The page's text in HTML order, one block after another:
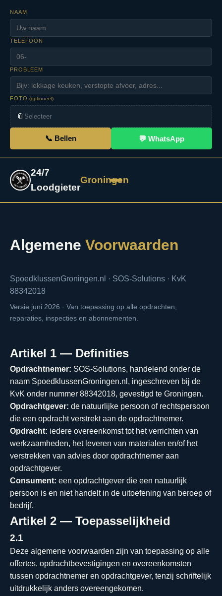
NAAM
TELEFOON
PROBLEEM
FOTO(optioneel)
📎 Selecteer
📞 Bellen 💬 WhatsApp
24/7
Loodgieter
Groningen
Algemene Voorwaarden
SpoedklussenGroningen.nl · SOS-Solutions · KvK
88342018
Versie juni 2026 · Van toepassing op alle opdrachten,
reparaties, inspecties en abonnementen.
Artikel 1 — Definities
Opdrachtnemer: SOS-Solutions, handelend onder de
naam SpoedklussenGroningen.nl, ingeschreven bij de
KvK onder nummer 88342018, gevestigd te Groningen.
Opdrachtgever: de natuurlijke persoon of rechtspersoon
die een opdracht verstrekt aan de opdrachtnemer.
Opdracht: iedere overeenkomst tot het verrichten van
werkzaamheden, het leveren van materialen en/of het
verstrekken van advies door opdrachtnemer aan
opdrachtgever.
Consument: een opdrachtgever die een natuurlijk
persoon is en niet handelt in de uitoefening van beroep of
bedrijf.
Artikel 2 — Toepasselijkheid
2.1
Deze algemene voorwaarden zijn van toepassing op alle
offertes, opdrachtbevestigingen en overeenkomsten
tussen opdrachtnemer en opdrachtgever, tenzij schriftelijk
uitdrukkelijk anders overeengekomen.